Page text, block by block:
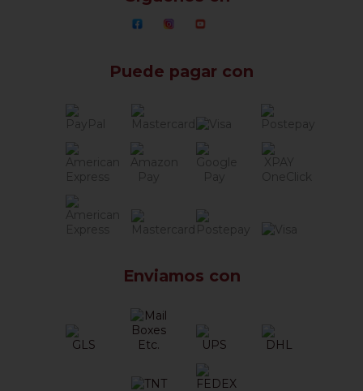
Puede pagar con
Enviamos con